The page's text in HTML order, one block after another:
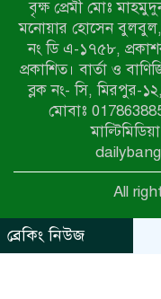
তাঁর
বৃক্ষ প্রেমী মোঃ
মনোয়ার হোসেন বুলবুল,
নং ডি এ-১৭৫৮,
প্রকাশিত। বার্তা ও
ব্লক নং- সি, মিরপুর-
মোবাঃ
All
ব্রেকিং নিউজ